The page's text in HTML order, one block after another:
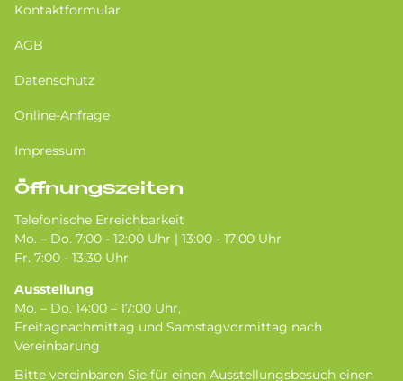
Kontaktformular
AGB
Datenschutz
Online-Anfrage
Impressum
Öffnungszeiten
Telefonische Erreichbarkeit
Mo. – Do. 7:00 - 12:00 Uhr | 13:00 - 17:00 Uhr
Fr. 7:00 - 13:30 Uhr
Ausstellung
Mo. – Do. 14:00 – 17:00 Uhr,
Freitagnachmittag und Samstagvormittag nach
Vereinbarung
Bitte vereinbaren Sie für einen Ausstellungsbesuch einen